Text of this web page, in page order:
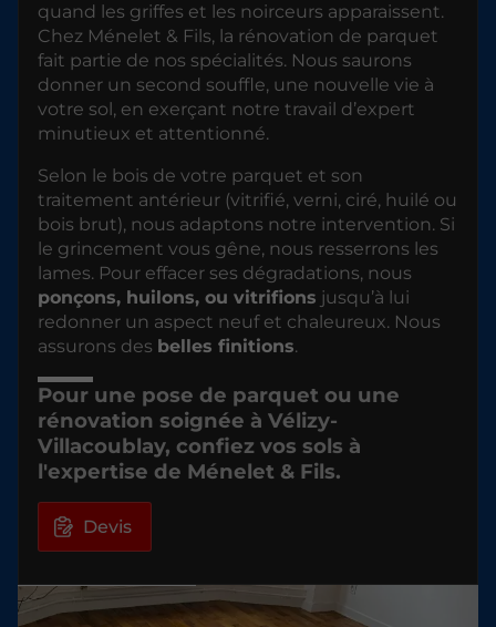
quand les griffes et les noirceurs apparaissent.
Chez Ménelet & Fils, la rénovation de parquet
fait partie de nos spécialités. Nous saurons
donner un second souffle, une nouvelle vie à
votre sol, en exerçant notre travail d’expert
minutieux et attentionné.
Selon le bois de votre parquet et son
traitement antérieur (vitrifié, verni, ciré, huilé ou
bois brut), nous adaptons notre intervention. Si
le grincement vous gêne, nous resserrons les
lames. Pour effacer ses dégradations, nous
ponçons, huilons, ou vitrifions jusqu’à lui
redonner un aspect neuf et chaleureux. Nous
assurons des belles finitions.
Pour une pose de parquet ou une
rénovation soignée à Vélizy-
Villacoublay, confiez vos sols à
l'expertise de Ménelet & Fils.
Devis